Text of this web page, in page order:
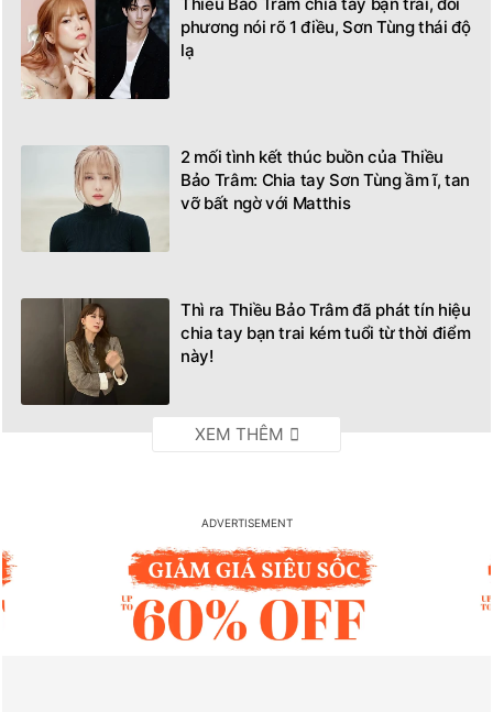
phương nói rõ 1 điều, Sơn Tùng thái độ
lạ
2 mối tình kết thúc buồn của Thiều
Bảo Trâm: Chia tay Sơn Tùng ầm ĩ, tan
vỡ bất ngờ với Matthis
Thì ra Thiều Bảo Trâm đã phát tín hiệu
chia tay bạn trai kém tuổi từ thời điểm
này!